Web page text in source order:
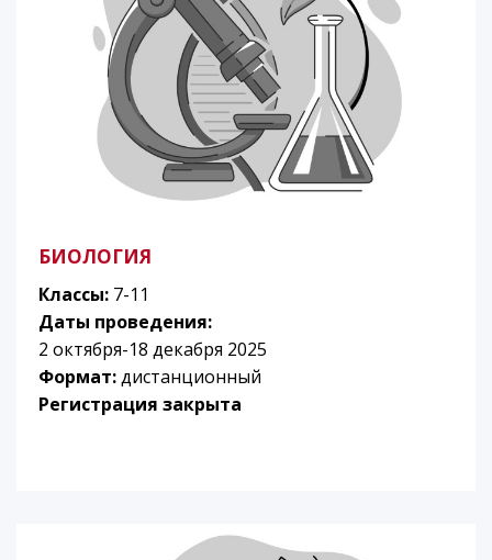
БИОЛОГИЯ
Классы: 7-11
Даты проведения:
2 октября-18 декабря 2025
Формат:дистанционный
Регистрация закрыта